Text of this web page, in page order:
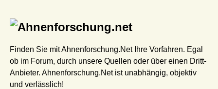
Finden Sie mit Ahnenforschung.Net Ihre Vorfahren. Egal
ob im Forum, durch unsere Quellen oder über einen Dritt-
Anbieter. Ahnenforschung.Net ist unabhängig, objektiv
und verlässlich!